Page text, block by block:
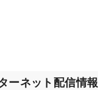
ーネット配信情報